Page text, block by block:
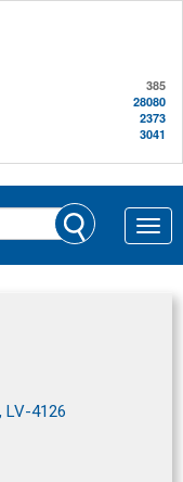
385
28080
2373
3041
Toggle
LV-4126